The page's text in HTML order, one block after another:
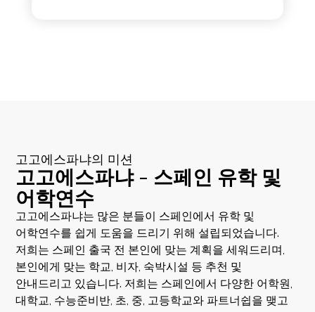
고고에스파냐의 미션
고고에스파냐 - 스페인 유학 및
어학연수
고고에스파냐는 많은 분들이 스페인에서 유학 및
어학연수를 쉽게 도움을 드리기 위해 설립되었습니다.
저희는 스페인 출국 전 본인에 맞는 계획을 세워드리며,
본인에게 맞는 학교, 비자, 숙박시설 등 추천 및
안내드리고 있습니다. 저희는 스페인에서 다양한 어학원,
대학교, 수능준비반, 초, 중, 고등학교와 파트너쉽을 맺고